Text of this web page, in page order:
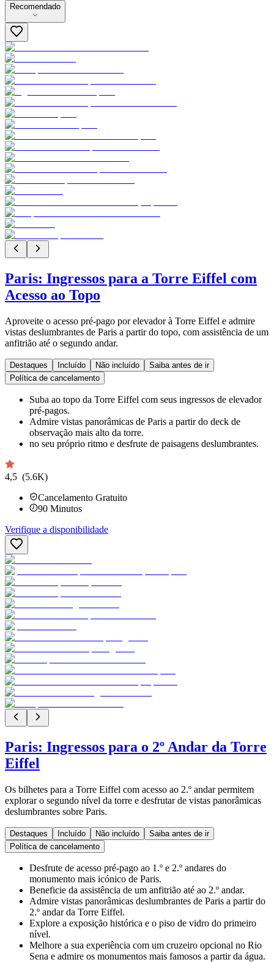
Recomendado
Paris: Ingressos para a Torre Eiffel com
Acesso ao Topo
Aproveite o acesso pré-pago por elevador à Torre Eiffel e admire
vistas deslumbrantes de Paris a partir do topo, com assistência de um
anfitrião até o segundo andar.
Destaques Incluído Não incluído
Saiba antes de ir
Política de cancelamento
Suba ao topo da Torre Eiffel com seus ingressos de elevador
pré-pagos.
Admire vistas panorâmicas de Paris a partir do deck de
observação mais alto da torre.
no seu próprio ritmo e desfrute de paisagens deslumbrantes.
4,5 (5.6K)
Cancelamento Gratuito
90 Minutos
Verifique a disponibilidade
Paris: Ingressos para o 2º Andar da Torre
Eiffel
Os bilhetes para a Torre Eiffel com acesso ao 2.º andar permitem
explorar o segundo nível da torre e desfrutar de vistas panorâmicas
deslumbrantes sobre Paris.
Destaques Incluído Não incluído
Saiba antes de ir
Política de cancelamento
Desfrute de acesso pré-pago ao 1.º e 2.º andares do
monumento mais icónico de Paris.
Beneficie da assistência de um anfitrião até ao 2.º andar.
Admire vistas panorâmicas deslumbrantes de Paris a partir do
2.º andar da Torre Eiffel.
Explore a exposição histórica e o piso de vidro do primeiro
nível.
Melhore a sua experiência com um cruzeiro opcional no Rio
Sena e admire os monumentos mais famosos a partir da água.